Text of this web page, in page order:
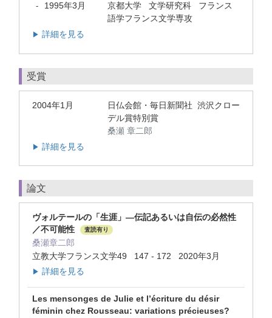
- 1995年3月
京都大学 文学研究科 フランス
語学フランス文学専攻
▶ 詳細を見る
受賞
2004年1月
日仏会館・毎日新聞社 渋沢クロー
デル賞特別賞
桑瀬 章二郎
▶ 詳細を見る
論文
ヴォルテールの「生涯」―伝記あるいは自伝の必然性
／不可能性
査読有り
桑瀬章二郎
立教大学フランス文学49 147 - 172 2020年3月
▶ 詳細を見る
Les mensonges de Julie et l’écriture du désir
féminin chez Rousseau: variations précieuses?